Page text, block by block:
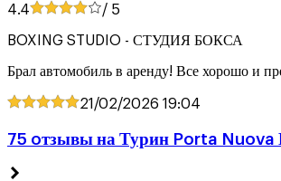
4.4 / 5
BOXING STUDIO - СТУДИЯ БОКСА
Брал автомобиль в аренду! Все хорошо и
21/02/2026 19:04
75 oтзывы на Турин Porta Nuova